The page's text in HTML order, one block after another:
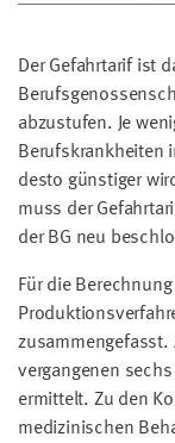
Der Gefahrtarif ist
abzustufen. Je
Berufskrankheiten
desto günstiger
muss der
der BG neu
Für die
zusammengefasst.
vergangenen
ermittelt. Zu den
medizinischen